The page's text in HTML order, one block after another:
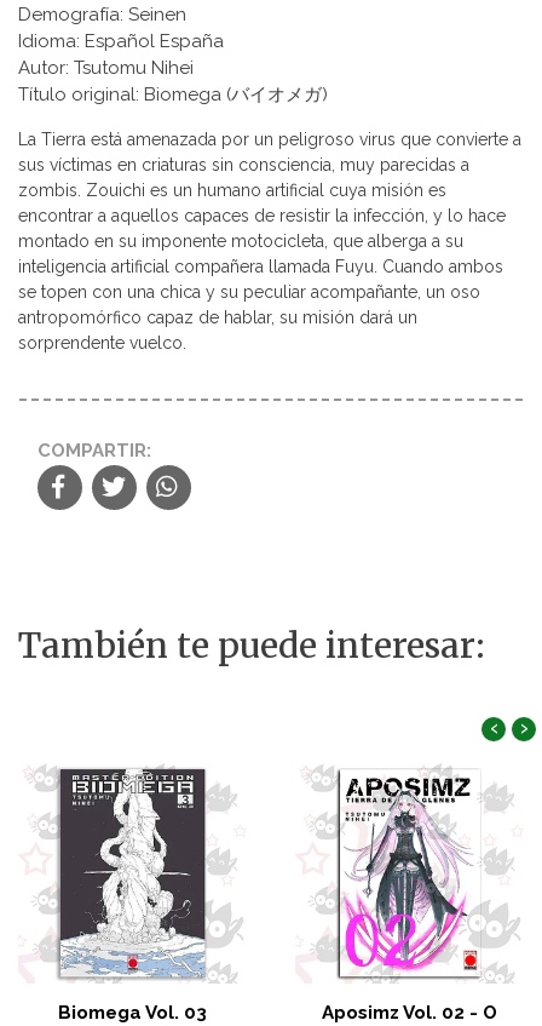
Demografía: Seinen
Idioma: Español España
Autor: Tsutomu Nihei
Título original: Biomega (バイオメガ)
La Tierra está amenazada por un peligroso virus que convierte a
sus víctimas en criaturas sin consciencia, muy parecidas a
zombis. Zouichi es un humano artificial cuya misión es
encontrar a aquellos capaces de resistir la infección, y lo hace
montado en su imponente motocicleta, que alberga a su
inteligencia artificial compañera llamada Fuyu. Cuando ambos
se topen con una chica y su peculiar acompañante, un oso
antropomórfico capaz de hablar, su misión dará un
sorprendente vuelco.
COMPARTIR:
También te puede interesar:
Biomega Vol. 03 Aposimz Vol. 02 - O
‹ ›